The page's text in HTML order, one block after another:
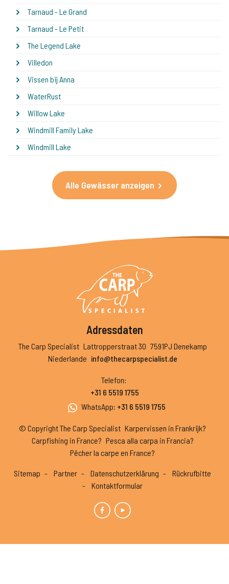
Tarnaud - Le Grand
Tarnaud - Le Petit
The Legend Lake
Villedon
Vissen bij Anna
WaterRust
Willow Lake
Windmill Family Lake
Windmill Lake
Alle Gewässer anzeigen
Adressdaten
The Carp Specialist Lattropperstraat 30 7591PJ Denekamp
Niederlande info@thecarpspecialist.de
Telefon:
+31 6 5519 1755
WhatsApp: +31 6 5519 1755
© Copyright The Carp Specialist Karpervissen in Frankrijk?
Carpfishing in France? Pesca alla carpa in Francia?
Pêcher la carpe en France?
Sitemap Partner Datenschutzerklärung
Rückrufbitte
Kontaktformular